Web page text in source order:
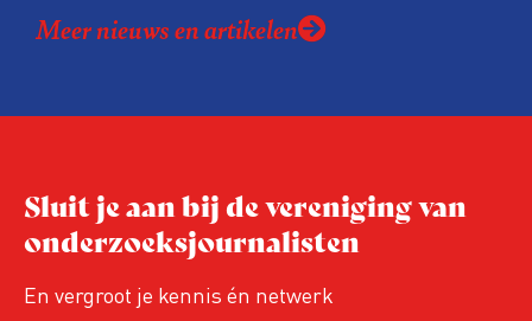
Vreemdelingenpolitie. Niet alleen gaan ze
ongedocumenteerde werknemer
Vreemdelingenpolitie.
Meer nieuws en artikelen
Sluit je aan bij de vereniging van
onderzoeksjournalisten
En vergroot je kennis én netwerk